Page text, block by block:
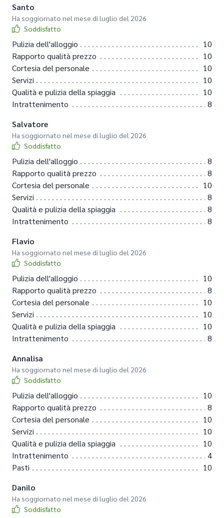
Santo
Ha soggiornato nel mese di luglio del 2026
Soddisfatto
Pulizia dell'alloggio
10
Rapporto qualità prezzo
10
Cortesia del personale
10
Servizi
10
Qualità e pulizia della spiaggia
10
Intrattenimento
8
Salvatore
Ha soggiornato nel mese di luglio del 2026
Soddisfatto
Pulizia dell'alloggio
8
Rapporto qualità prezzo
8
Cortesia del personale
10
Servizi
8
Qualità e pulizia della spiaggia
8
Intrattenimento
8
Flavio
Ha soggiornato nel mese di luglio del 2026
Soddisfatto
Pulizia dell'alloggio
10
Rapporto qualità prezzo
8
Cortesia del personale
10
Servizi
10
Qualità e pulizia della spiaggia
10
Intrattenimento
8
Annalisa
Ha soggiornato nel mese di luglio del 2026
Soddisfatto
Pulizia dell'alloggio
10
Rapporto qualità prezzo
8
Cortesia del personale
10
Servizi
10
Qualità e pulizia della spiaggia
10
Intrattenimento
4
Pasti
10
Danilo
Ha soggiornato nel mese di luglio del 2026
Soddisfatto